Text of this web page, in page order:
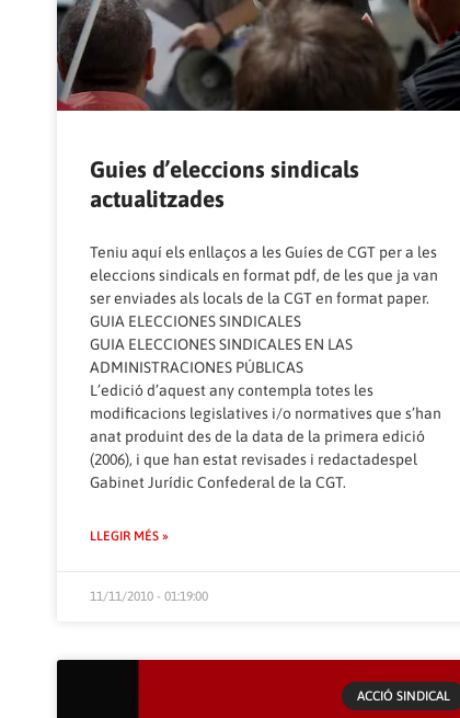
Guies d’eleccions sindicals
actualitzades
Teniu aquí els enllaços a les Guíes de CGT per a les
eleccions sindicals en format pdf, de les que ja van
ser enviades als locals de la CGT en format paper.
GUIA ELECCIONES SINDICALES
GUIA ELECCIONES SINDICALES EN LAS
ADMINISTRACIONES PÚBLICAS
L’edició d’aquest any contempla totes les
modificacions legislatives i/o normatives que s’han
anat produint des de la data de la primera edició
(2006), i que han estat revisades i redactadespel
Gabinet Jurídic Confederal de la CGT.
LLEGIR MÉS »
11/11/2010 - 01:19:00
ACCIÓ SINDICAL